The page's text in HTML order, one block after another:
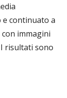
e continuato a
immagini
risultati sono